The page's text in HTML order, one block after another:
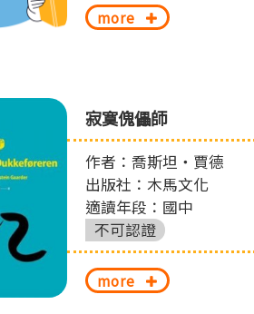
more
寂寞傀儡師
作者：喬斯坦‧賈德
出版社：木馬文化
適讀年段：國中
不可認證
more